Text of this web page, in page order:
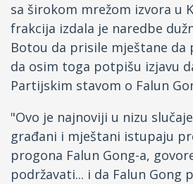
sa širokom mrežom izvora u
frakcija izdala je naredbe
Botou da prisile mještane da
da osim toga potpišu izjavu
Partijskim stavom o Falun
"Ovo je najnoviji u nizu
građani i mještani istupaju
progona Falun Gong-a,
podržavati... i da Falun